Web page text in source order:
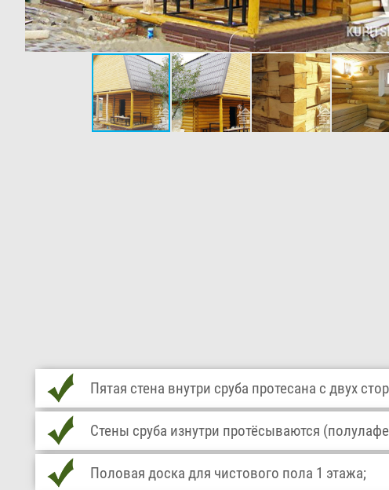
Пятая стена внутри сруба протесана с двух
Стены сруба изнутри протёсываются
Половая доска для чистового пола 1 этажа;